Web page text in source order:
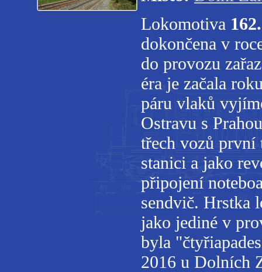
Lokomotiva
dokončena v
do provozu
éra je začala
páru vlaků
Ostravu s
třech vozů první
stanici a jako
připojení
sendvič. Hrstka
jako jediné v
byla
2016 u Dolních